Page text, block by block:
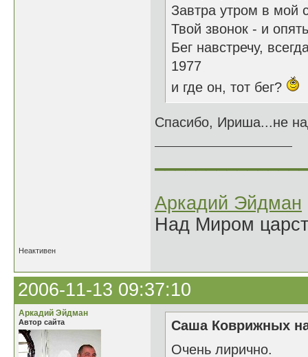
Завтра утром в мой
Твой звонок - и
Бег навстречу,
1977
и где он, тот бег?
Спасибо, Ириша...не
Аркадий Эйдман
Над Миром
Неактивен
2006-11-13 09:37:10
Аркадий Эйдман
Автор сайта
Саша Коврижных
Очень лирично.